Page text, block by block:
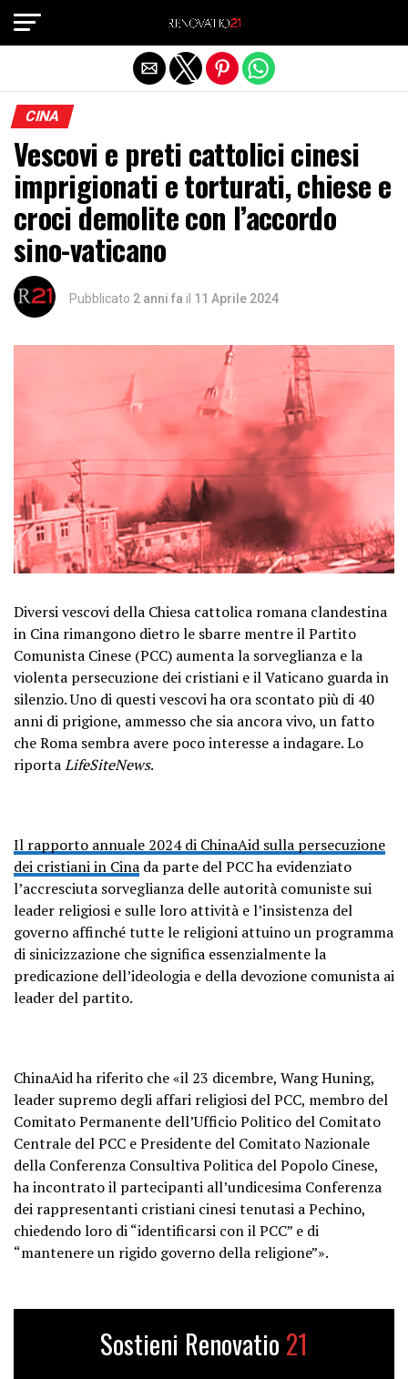
CINA
Vescovi e preti cattolici cinesi
imprigionati e torturati, chiese e
croci demolite con l’accordo
sino-vaticano
Pubblicato 2 anni fa il 11 Aprile 2024
Diversi vescovi della Chiesa cattolica romana clandestina
in Cina rimangono dietro le sbarre mentre il Partito
Comunista Cinese (PCC) aumenta la sorveglianza e la
violenta persecuzione dei cristiani e il Vaticano guarda in
silenzio. Uno di questi vescovi ha ora scontato più di 40
anni di prigione, ammesso che sia ancora vivo, un fatto
che Roma sembra avere poco interesse a indagare. Lo
riportaLifeSiteNews.
Il rapporto annuale 2024 di ChinaAid sulla persecuzione
dei cristiani in Cina da parte del PCC ha evidenziato
l’accresciuta sorveglianza delle autorità comuniste sui
leader religiosi e sulle loro attività e l’insistenza del
governo affinché tutte le religioni attuino un programma
di sinicizzazione che significa essenzialmente la
predicazione dell’ideologia e della devozione comunista ai
leader del partito.
ChinaAid ha riferito che «il 23 dicembre, Wang Huning,
leader supremo degli affari religiosi del PCC, membro del
Comitato Permanente dell’Ufficio Politico del Comitato
Centrale del PCC e Presidente del Comitato Nazionale
della Conferenza Consultiva Politica del Popolo Cinese,
ha incontrato il partecipanti all’undicesima Conferenza
dei rappresentanti cristiani cinesi tenutasi a Pechino,
chiedendo loro di “identificarsi con il PCC” e di
“mantenere un rigido governo della religione”».
Sostieni Renovatio 21
Exit mobile version